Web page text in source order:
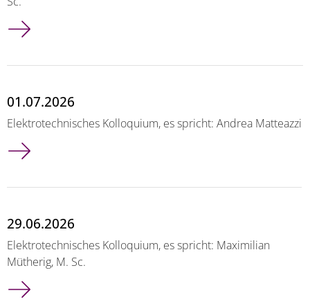
01.07.2026
Elektrotechnisches Kolloquium, es spricht: Andrea Matteazzi
29.06.2026
Elektrotechnisches Kolloquium, es spricht: Maximilian
Mütherig, M. Sc.